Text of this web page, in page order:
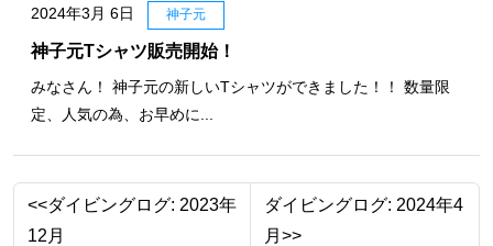
2024年3月 6日 神子元
神子元Tシャツ販売開始！
みなさん！ 神子元の新しいTシャツができました！！ 数量限
定、人気の為、お早めに...
<<ダイビングログ: 2023年
12月
ダイビングログ: 2024年4
月>>